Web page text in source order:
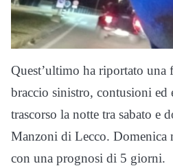
Quest’ultimo ha riportato una
braccio sinistro, contusioni ed
trascorso la notte tra sabato e
Manzoni di Lecco. Domenica
con una prognosi di 5 giorni.